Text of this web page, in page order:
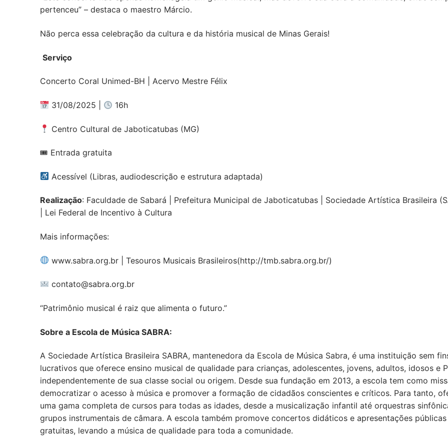
pertenceu” – destaca o maestro Márcio.
Não perca essa celebração da cultura e da história musical de Minas Gerais!
Serviço
Concerto Coral Unimed-BH | Acervo Mestre Félix
31/08/2025 | 16h
Centro Cultural de Jaboticatubas (MG)
🎟 Entrada gratuita
Acessível (Libras, audiodescrição e estrutura adaptada)
Realização: Faculdade de Sabará | Prefeitura Municipal de Jaboticatubas | Sociedade Artística Brasileira
| Lei Federal de Incentivo à Cultura
Mais informações:
www.sabra.org.br | Tesouros Musicais Brasileiros(http://tmb.sabra.org.br/)
contato@sabra.org.br
“Patrimônio musical é raiz que alimenta o futuro.”
Sobre a Escola de Música SABRA:
A Sociedade Artística Brasileira SABRA, mantenedora da Escola de Música Sabra, é uma instituição sem
lucrativos que oferece ensino musical de qualidade para crianças, adolescentes, jovens, adultos, idosos e
independentemente de sua classe social ou origem. Desde sua fundação em 2013, a escola tem como
democratizar o acesso à música e promover a formação de cidadãos conscientes e críticos. Para tanto,
uma gama completa de cursos para todas as idades, desde a musicalização infantil até orquestras
grupos instrumentais de câmara. A escola também promove concertos didáticos e apresentações públicas
gratuitas, levando a música de qualidade para toda a comunidade.